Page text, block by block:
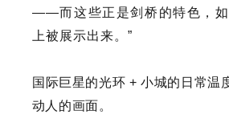
——而这些正是剑桥的特色，如
上被展示出来。”
国际巨星的光环 + 小城的日常温
动人的画面。